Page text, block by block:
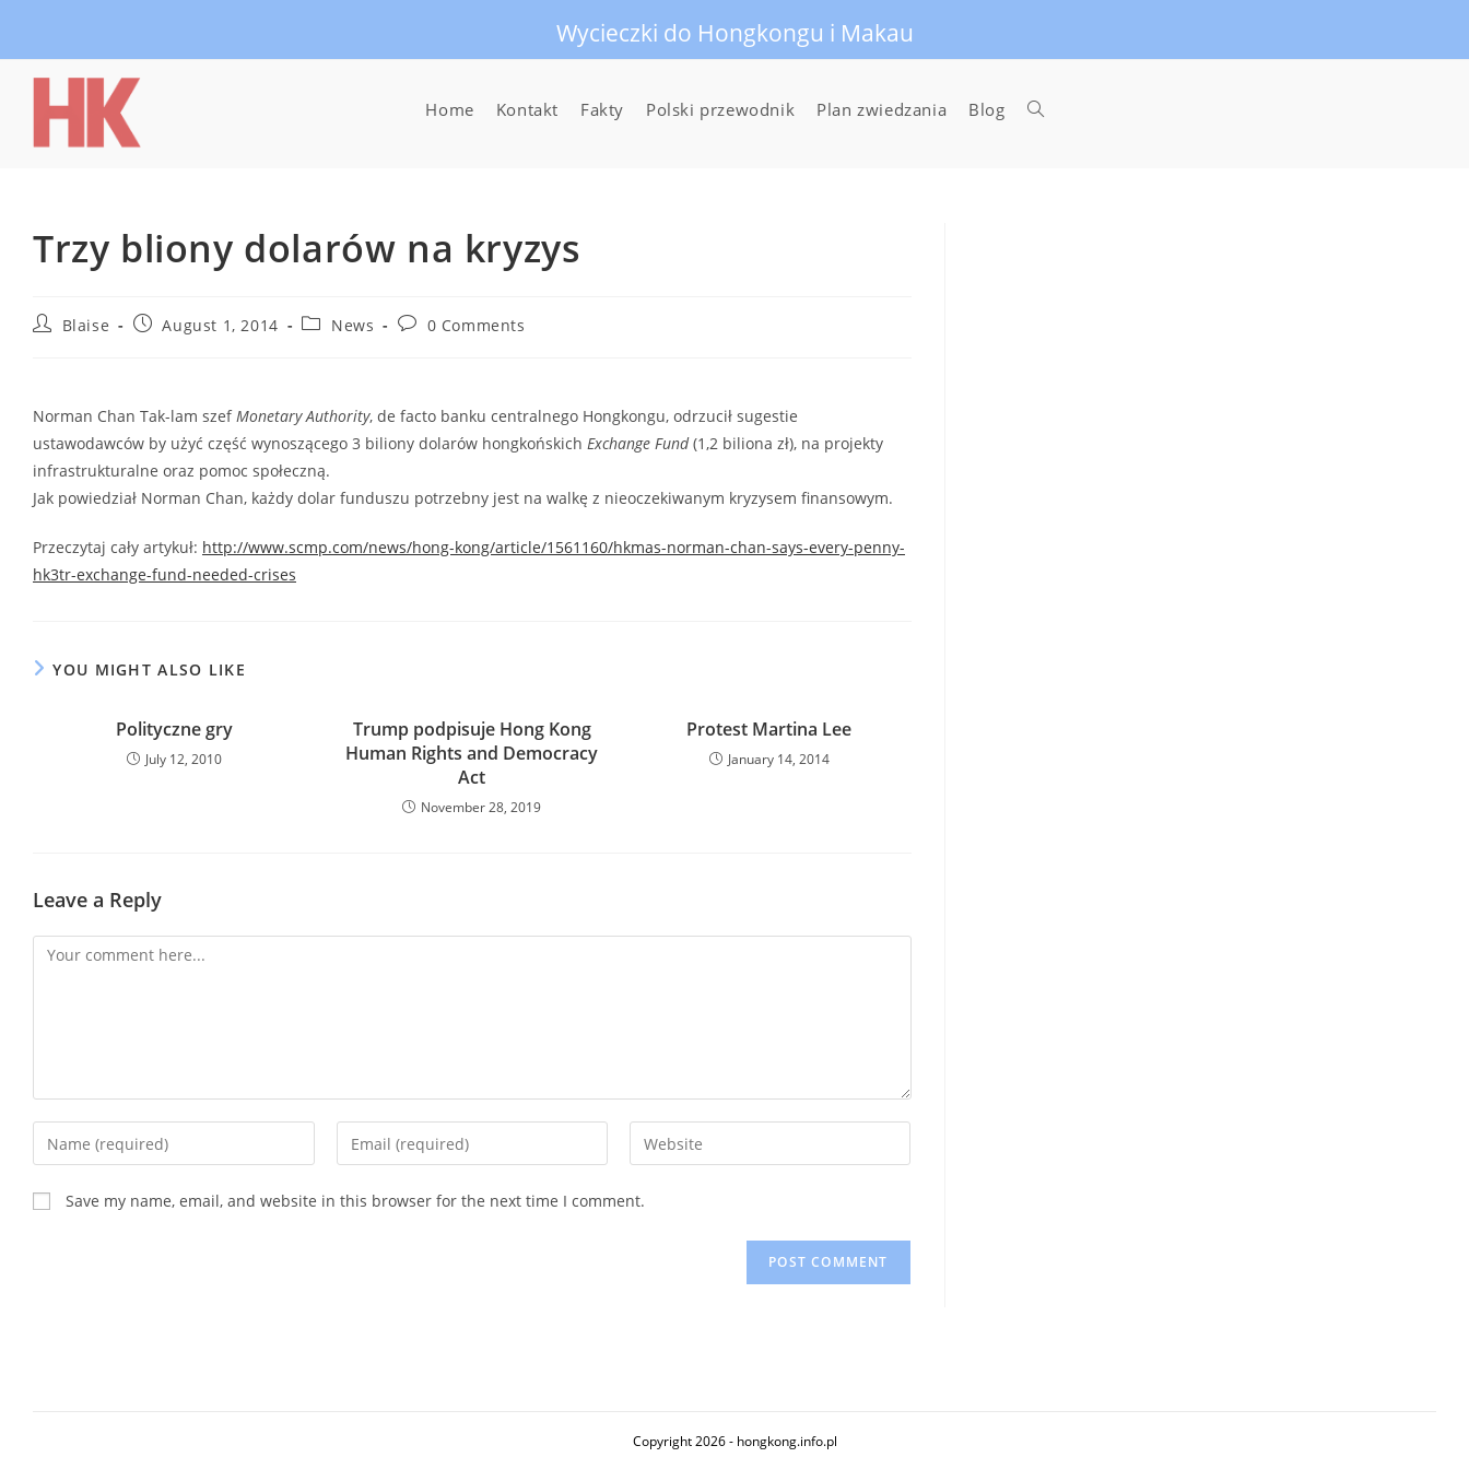
Wycieczki do Hongkongu i Makau
Home Kontakt Fakty Polski przewodnik Plan zwiedzania Blog Toggle
Trzy bliony dolarów na kryzys
PostBlaise
PostAugust 1, 2014
PostNews
Post0 Comments
Norman Chan Tak-lam szefMonetary Authority, de facto banku centralnego Hongkongu, odrzucił sugestie
ustawodawców by użyć część wynoszącego 3 biliony dolarów hongkońskich Exchange Fund(1,2 biliona zł), na projekty
infrastrukturalne oraz pomoc społeczną.
Jak powiedział Norman Chan, każdy dolar funduszu potrzebny jest na walkę z nieoczekiwanym kryzysem finansowym.
Przeczytaj cały artykuł: http://www.scmp.com/news/hong-kong/article/1561160/hkmas-norman-chan-says-every-penny-
hk3tr-exchange-fund-needed-crises
YOU MIGHT ALSO LIKE
Polityczne gry
July 12, 2010
Trump podpisuje Hong Kong
Human Rights and Democracy
Act
November 28, 2019
Protest Martina Lee
January 14, 2014
Leave a Reply
Comment
Enter
your
name
or
Enter
your
Enter
your
Save my name, email, and website in this browser for the next time I comment.
Copyright 2026 - hongkong.info.pl